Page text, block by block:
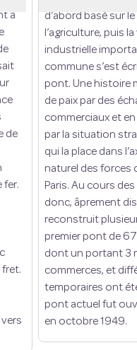
à
de
fer.
fret.
d’abord basé sur
l’agriculture, puis
industrielle
commune s’est
pont. Une histoire
de paix par des
commerciaux et
par la situation
qui la place dans
naturel des forces
Paris. Au cours
donc, âprement
reconstruit
premier pont de
dont un portant 3
commerces, et
temporaires ont
pont actuel fut
en octobre 1949.